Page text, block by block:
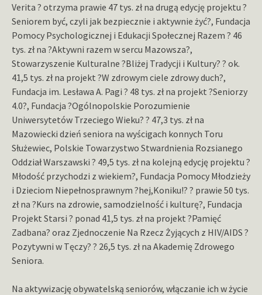
Verita ? otrzyma prawie 47 tys. zł na drugą edycję projektu ?
Seniorem być, czyli jak bezpiecznie i aktywnie żyć?, Fundacja
Pomocy Psychologicznej i Edukacji Społecznej Razem ? 46
tys. zł na ?Aktywni razem w sercu Mazowsza?,
Stowarzyszenie Kulturalne ?Bliżej Tradycji i Kultury? ? ok.
41,5 tys. zł na projekt ?W zdrowym ciele zdrowy duch?,
Fundacja im. Lesława A. Pagi ? 48 tys. zł na projekt ?Seniorzy
4.0?, Fundacja ?Ogólnopolskie Porozumienie
Uniwersytetów Trzeciego Wieku? ? 47,3 tys. zł na
Mazowiecki dzień seniora na wyścigach konnych Toru
Służewiec, Polskie Towarzystwo Stwardnienia Rozsianego
Oddział Warszawski ? 49,5 tys. zł na kolejną edycję projektu ?
Młodość przychodzi z wiekiem?, Fundacja Pomocy Młodzieży
i Dzieciom Niepełnosprawnym ?hej,Koniku!? ? prawie 50 tys.
zł na ?Kurs na zdrowie, samodzielność i kulturę?, Fundacja
Projekt Starsi ? ponad 41,5 tys. zł na projekt ?Pamięć
Zadbana? oraz Zjednoczenie Na Rzecz Żyjących z HIV/AIDS ?
Pozytywni w Tęczy? ? 26,5 tys. zł na Akademię Zdrowego
Seniora.
Na aktywizację obywatelską seniorów, włączanie ich w życie